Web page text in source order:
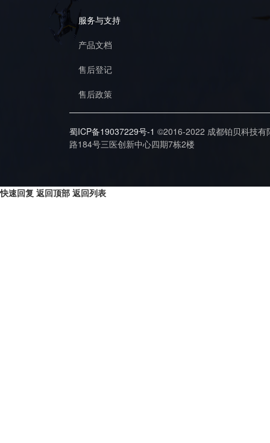
服务与支持
产品文档
售后登记
售后政策
蜀ICP备19037229号-1 ©2016-2022 成都铂贝科技
路184号三医创新中心四期7栋2楼
快速回复 返回顶部 返回列表